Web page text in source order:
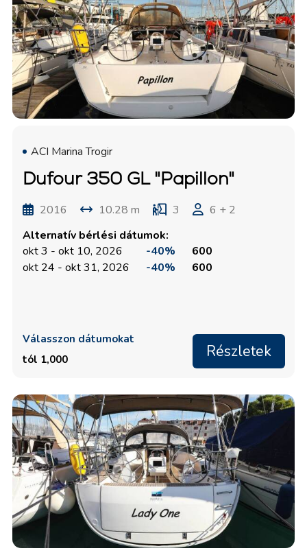
ACI Marina Trogir
Dufour 350 GL "Papillon"
2016 10.28 m 3
6 + 2
Alternatív bérlési dátumok:
okt 3 - okt 10, 2026
-40%
600
okt 24 - okt 31, 2026
-40% 600
Válasszon dátumokat
tól 1,000
Részletek